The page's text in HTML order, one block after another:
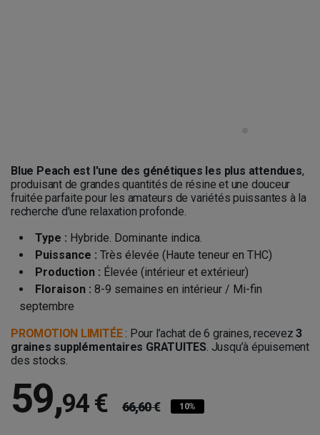
Blue Peach est l'une des génétiques les plus attendues,
produisant de grandes quantités de résine et une douceur
fruitée parfaite pour les amateurs de variétés puissantes à la
recherche d'une relaxation profonde.
Type : Hybride. Dominante indica.
Puissance : Très élevée (Haute teneur en THC)
Production : Élevée (intérieur et extérieur)
Floraison : 8-9 semaines en intérieur / Mi-fin
septembre
PROMOTION LIMITÉE: Pour l’achat de 6 graines, recevez3
graines supplémentaires GRATUITES. Jusqu’à épuisement
des stocks.
59,94 € 66,60 € 10%